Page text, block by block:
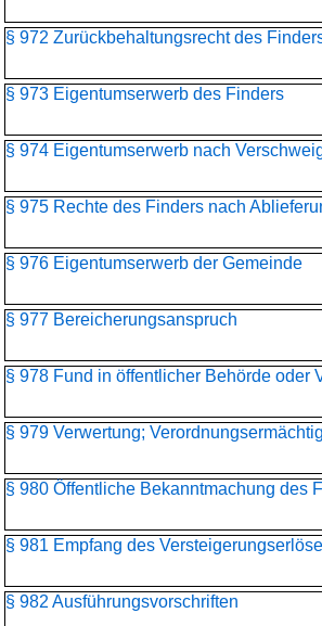
§ 972 Zurückbehaltungsrecht des
§ 973 Eigentumserwerb des Finders
§ 974 Eigentumserwerb nach
§ 975 Rechte des Finders nach
§ 976 Eigentumserwerb der Gemeinde
§ 977 Bereicherungsanspruch
§ 978 Fund in öffentlicher Behörde oder
§ 979 Verwertung;
§ 980 Öffentliche Bekanntmachung des
§ 981 Empfang des
§ 982 Ausführungsvorschriften